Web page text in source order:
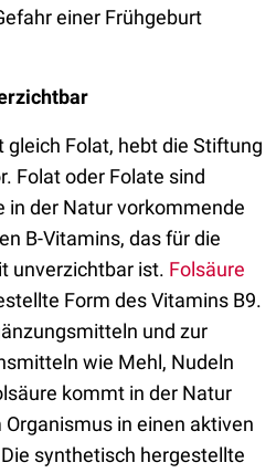
einer Frühgeburt
gleich Folat, hebt die Stiftung
Folat oder Folate sind
der Natur vorkommende
B-Vitamins, das für die
unverzichtbar ist. Folsäure
Form des Vitamins B9.
und zur
wie Mehl, Nudeln
kommt in der Natur
in einen aktiven
synthetisch hergestellte